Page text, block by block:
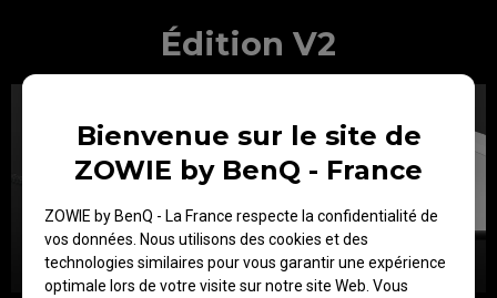
Bienvenue sur le site de
ZOWIE by BenQ - France
ZOWIE by BenQ - La France respecte la confidentialité de
vos données. Nous utilisons des cookies et des
technologies similaires pour vous garantir une expérience
optimale lors de votre visite sur notre site Web. Vous
Édition V2